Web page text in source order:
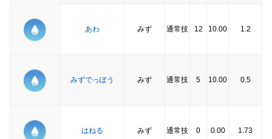
あわ みず 通常技 12 10.00 1.2
みずでっぽう みず 通常技 5 10.00 0.5
はねる みず 通常技 0 0.00 1.73